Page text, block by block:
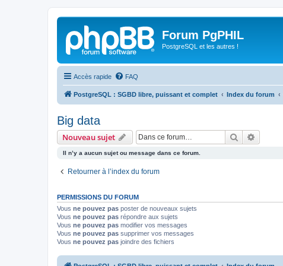
Forum PgPHIL
PostgreSQL et les autres !
Accès rapide FAQ
PostgreSQL : SGBD libre, puissant et complet Index du forum
Big data
Nouveau sujet Rechercher
Il n’y a aucun sujet ou message dans ce forum.
Retourner à l’index du forum
PERMISSIONS DU FORUM
Vous ne pouvez pas poster de nouveaux sujets
Vous ne pouvez pas répondre aux sujets
Vous ne pouvez pas modifier vos messages
Vous ne pouvez pas supprimer vos messages
Vous ne pouvez pas joindre des fichiers